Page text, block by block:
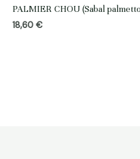
PALMIER CHOU (Sabal
18,60 €